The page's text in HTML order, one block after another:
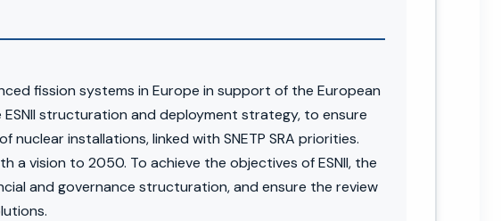
fission systems in Europe in support of the European
structuration and deployment strategy, to ensure
installations, linked with SNETP SRA priorities.
a vision to 2050. To achieve the objectives of ESNII, the
and governance structuration, and ensure the review